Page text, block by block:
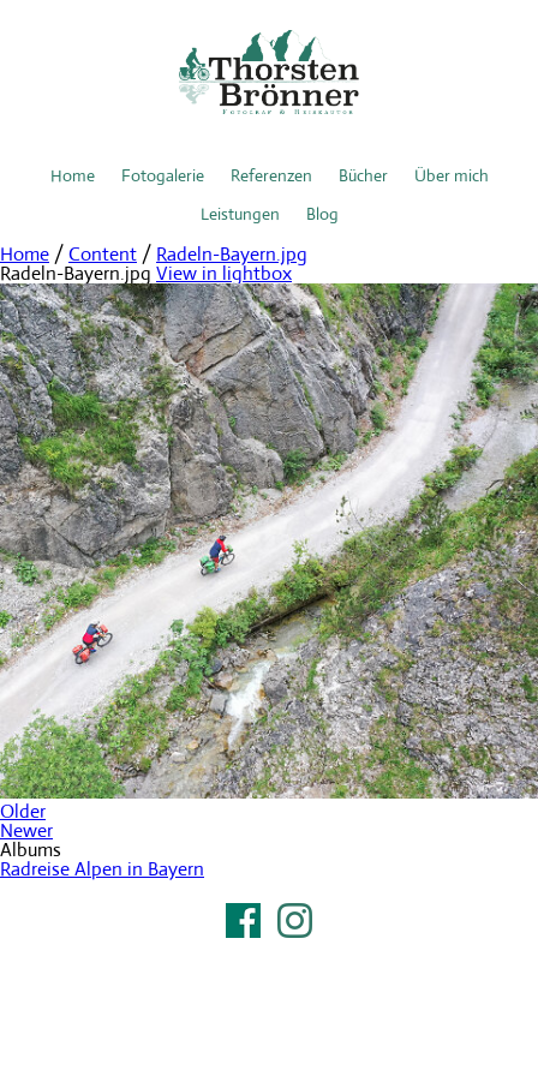
Home Fotogalerie Referenzen Bücher
Über mich
Leistungen
Blog
Home /Content / Radeln-Bayern.jpg
Radeln-Bayern.jpg View in lightbox
Older
Newer
Albums
Radreise Alpen in Bayern